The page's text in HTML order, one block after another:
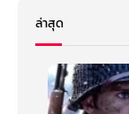
ล่าสุด